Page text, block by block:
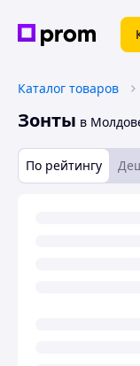
Каталог товаров
Зонты в
По рейтингу